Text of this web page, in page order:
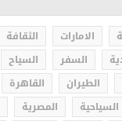
الامارات الثقافة
السفر السياح
الطيران القاهرة
المصرية